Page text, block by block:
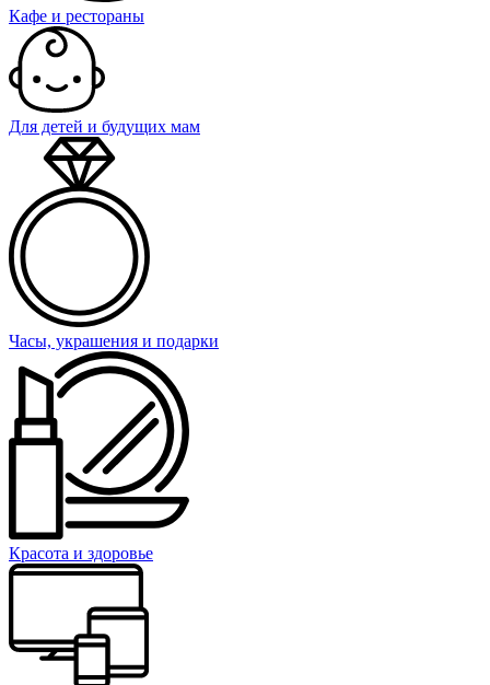
Кафе и рестораны
Для детей и будущих мам
Часы, украшения и подарки
Красота и здоровье